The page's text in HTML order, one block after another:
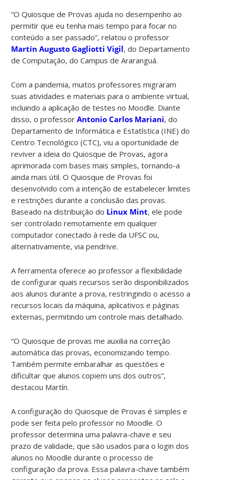
“O Quiosque de Provas ajuda no desempenho ao
permitir que eu tenha mais tempo para focar no
conteúdo a ser passado”, relatou o professor
Martín Augusto Gagliotti Vigil, do Departamento
de Computação, do Campus de Araranguá.
Com a pandemia, muitos professores migraram
suas atividades e materiais para o ambiente virtual,
incluindo a aplicação de testes no Moodle. Diante
disso, o professorAntonio Carlos Mariani, do
Departamento de Informática e Estatística (INE) do
Centro Tecnológico (CTC), viu a oportunidade de
reviver a ideia do Quiosque de Provas, agora
aprimorada com bases mais simples, tornando-a
ainda mais útil. O Quiosque de Provas foi
desenvolvido com a intenção de estabelecer limites
e restrições durante a conclusão das provas.
Baseado na distribuição do Linux Mint, ele pode
ser controlado remotamente em qualquer
computador conectado à rede da UFSC ou,
alternativamente, via pendrive.
A ferramenta oferece ao professor a flexibilidade
de configurar quais recursos serão disponibilizados
aos alunos durante a prova, restringindo o acesso a
recursos locais da máquina, aplicativos e páginas
externas, permitindo um controle mais detalhado.
“O Quiosque de provas me auxilia na correção
automática das provas, economizando tempo.
Também permite embaralhar as questões e
dificultar que alunos copiem uns dos outros”,
destacou Martín.
A configuração do Quiosque de Provas é simples e
pode ser feita pelo professor no Moodle. O
professor determina uma palavra-chave e seu
prazo de validade, que são usados ​​para o login dos
alunos no Moodle durante o processo de
configuração da prova. Essa palavra-chave também